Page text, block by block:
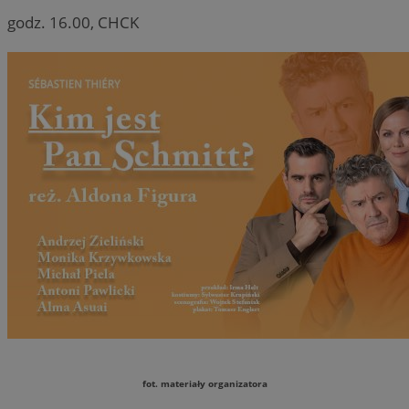
godz. 16.00, CHCK
fot. materiały organizatora